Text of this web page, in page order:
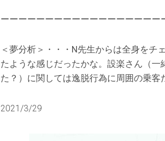
ーーーーーーーーーーーーーーーーーー
＜夢分析＞・・・N先生からは全身をチ
たような感じだったかな。設楽さん（
た？）に関しては逸脱行為に周囲の乗客
2021/3/29